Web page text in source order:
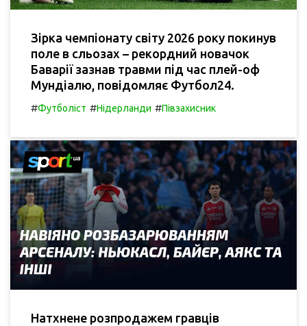
Зірка чемпіонату світу 2026 року покинув
поле в сльозах – рекордний новачок
Баварії зазнав травми під час плей-оф
Мундіалю, повідомляє Футбол24.
#Футболіст #Нідерланди #Півзахисник
Натхнене розпродажем гравців